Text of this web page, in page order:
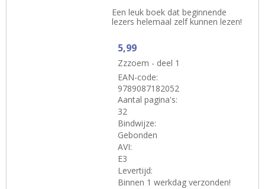
Een leuk boek dat beginnende
lezers helemaal zelf kunnen lezen!
5,99
Zzzoem - deel 1
EAN-code:
9789087182052
Aantal pagina's:
32
Bindwijze:
Gebonden
AVI:
E3
Levertijd:
Binnen 1 werkdag verzonden!